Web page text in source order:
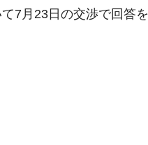
7月23日の交渉で回答